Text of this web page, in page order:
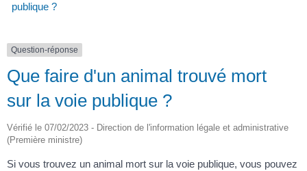
publique ?
Question-réponse
Que faire d'un animal trouvé mort
sur la voie publique ?
Vérifié le 07/02/2023 - Direction de l'information légale et administrative
(Première ministre)
Si vous trouvez un animal mort sur la voie publique, vous pouvez